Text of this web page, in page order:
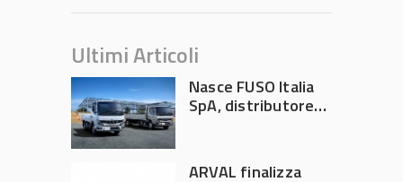
Ultimi Articoli
Nasce FUSO Italia
SpA, distributore
ARVAL finalizza